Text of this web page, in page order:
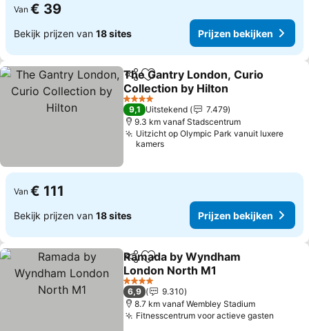
Van € 39
Bekijk prijzen van 18 sites Prijzen bekijken
DelenToevoegen aan favorieten
The Gantry London, Curio
Collection by Hilton
Prijzen bekijken
4 Sterren
9,1 Uitstekend
7.479
9.3 km vanaf Stadscentrum
Uitzicht op Olympic Park vanuit luxere
kamers
Van € 111
Bekijk prijzen van 18 sites Prijzen bekijken
DelenToevoegen aan favorieten
Ramada by Wyndham
London North M1
Prijzen bekijken
4 Sterren
6,9
9.310
8.7 km vanaf Wembley Stadium
Fitnesscentrum voor actieve gasten